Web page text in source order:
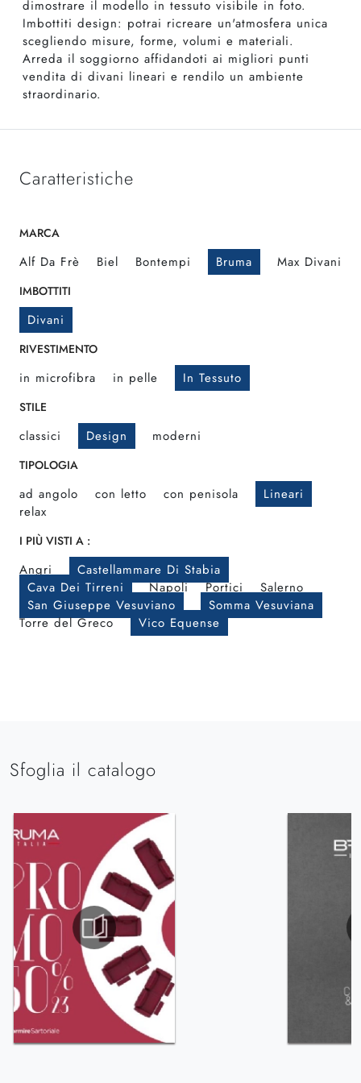
dimostrare il modello in tessuto visibile in foto.
Imbottiti design: potrai ricreare un'atmosfera unica
scegliendo misure, forme, volumi e materiali.
Arreda il soggiorno affidandoti ai migliori punti
vendita di divani lineari e rendilo un ambiente
straordinario.
Caratteristiche
MARCA
Alf Da Frè Biel Bontempi Bruma Max Divani
IMBOTTITI
Divani
RIVESTIMENTO
in microfibra in pelle In Tessuto
STILE
classici Design moderni
TIPOLOGIA
ad angolo con letto con penisola
Lineari
relax
I PIÙ VISTI A :
Angri
Castellammare Di Stabia
Cava Dei Tirreni
Napoli Portici
Salerno
San Giuseppe Vesuviano
Somma Vesuviana
Torre del Greco
Vico Equense
Sfoglia il catalogo